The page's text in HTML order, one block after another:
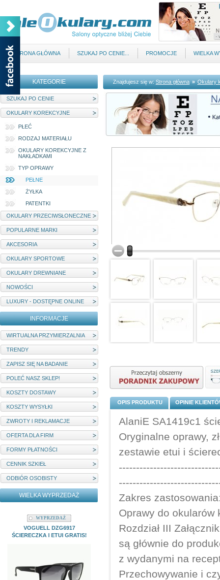
STRONA GŁÓWNA SZUKAJ PO CENIE... PROMOCJE WIELKA
KATEGORIE
SZUKAJ PO CENIE
OKULARY KOREKCYJNE
PŁEĆ
RODZAJ MATERIAŁU
OKULARY KOREKCYJNE Z
NAKŁADKAMI
TYP OPRAWY
PEŁNE
ŻYŁKA
PATENTKI
OKULARY PRZECIWSŁONECZNE
POPULARNE MARKI
AKCESORIA
OKULARY SPORTOWE
OKULARY DREWNIANE
NOWOŚCI
LUXURY - DOSTĘPNE ONLINE
INFORMACJE
WIRTUALNA PRZYMIERZALNIA
TRENDY
ZAPISZ SIĘ NA BADANIE
POLEĆ NASZ SKLEP!
KOSZTY DOSTAWY
KOSZTY WYSYŁKI
ZWROTY I REKLAMACJE
OFERTA DLA FIRM
FORMY PŁATNOŚCI
CENNIK SZKIEŁ
ODBIÓR OSOBISTY
WIELKA WYPRZEDAŻ
WYPRZEDAŻ
VOGUELL DZG6917
ŚCIERECZKA I ETUI GRATIS!
WYPRZEDAŻ
MYSTIQUE M22204C1 ETUI I
359,00 PLN
powyżej 161 zł
Znajdujesz się w:Strona główna » Okulary
OPIS PRODUKTU OPINIE
AlaniE SA1419c1
Oryginalne oprawy,
zestawie etui i
Zakres
Oprawy do okularów
Rozdział III
są głównie do
z wydanymi na
Przechowywanie i